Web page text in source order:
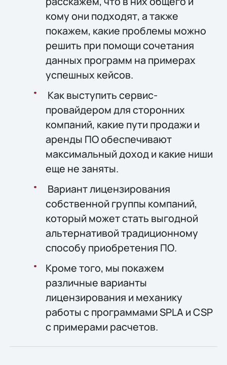
кому они подходят, а также
покажем, какие проблемы можно
решить при помощи сочетания
данных программ на примерах
успешных кейсов.
Как выступить сервис-
провайдером для сторонних
компаний, какие пути продажи и
аренды ПО обеспечивают
максимальный доход и какие ниши
еще не заняты.
Вариант лицензирования
собственной группы компаний,
который может стать выгодной
альтернативой традиционному
способу приобретения ПО.
Кроме того, мы покажем
различные варианты
лицензирования и механику
работы с программами SPLA и CSP
с примерами расчетов.